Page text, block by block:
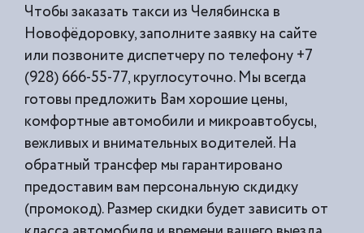
Чтобы заказать такси из Челябинска в
Новофёдоровку, заполните заявку на сайте
или позвоните диспетчеру по телефону +7
(928) 666-55-77, круглосуточно. Мы всегда
готовы предложить Вам хорошие цены,
комфортные автомобили и микроавтобусы,
вежливых и внимательных водителей. На
обратный трансфер мы гарантировано
предоставим вам персональную скдидку
(промокод). Размер скидки будет зависить от